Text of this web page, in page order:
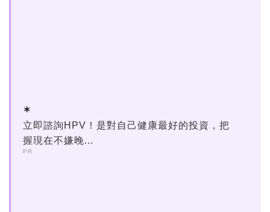
立即諮詢HPV！是對自己健康最好的投資，把
握現在不嫌晚...
PR